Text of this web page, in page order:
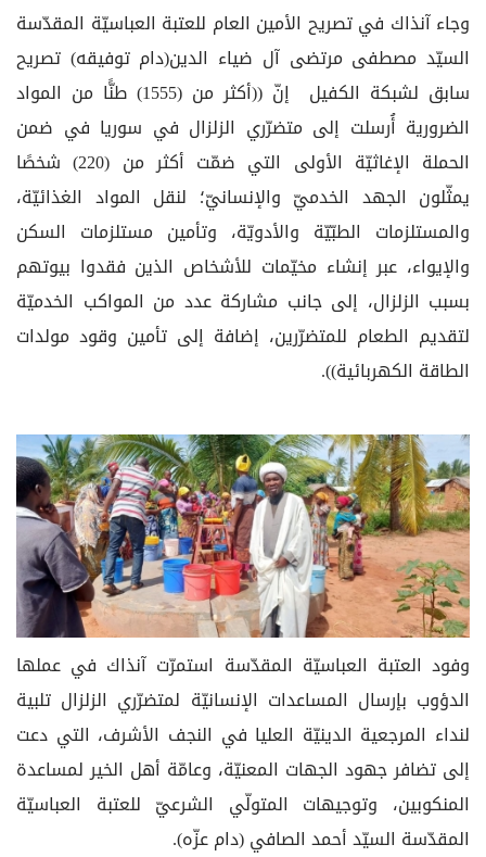
وجاء آنذاك في تصريح الأمين العام للعتبة العباسيّة المقدّسة
السيّد مصطفى مرتضى آل ضياء الدين(دام توفيقه) تصريح
سابق لشبكة الكفيل إنّ ((أكثر من (1555) طنًّا من المواد
الضرورية أُرسلت إلى متضرّري الزلزال في سوريا في ضمن
الحملة الإغاثيّة الأولى التي ضمّت أكثر من (220) شخصًا
يمثّلون الجهد الخدميّ والإنسانيّ؛ لنقل المواد الغذائيّة،
والمستلزمات الطبّيّة والأدويّة، وتأمين مستلزمات السكن
والإيواء، عبر إنشاء مخيّمات للأشخاص الذين فقدوا بيوتهم
بسبب الزلزال، إلى جانب مشاركة عدد من المواكب الخدميّة
لتقديم الطعام للمتضرّرين، إضافة إلى تأمين وقود مولدات
الطاقة الكهربائية)).
وفود العتبة العباسيّة المقدّسة استمرّت آنذاك في عملها
الدؤوب بإرسال المساعدات الإنسانيّة لمتضرّري الزلزال تلبية
لنداء المرجعية الدينيّة العليا في النجف الأشرف، التي دعت
إلى تضافر جهود الجهات المعنيّة، وعامّة أهل الخير لمساعدة
المنكوبين، وتوجيهات المتولّي الشرعيّ للعتبة العباسيّة
المقدّسة السيّد أحمد الصافي (دام عزّه).